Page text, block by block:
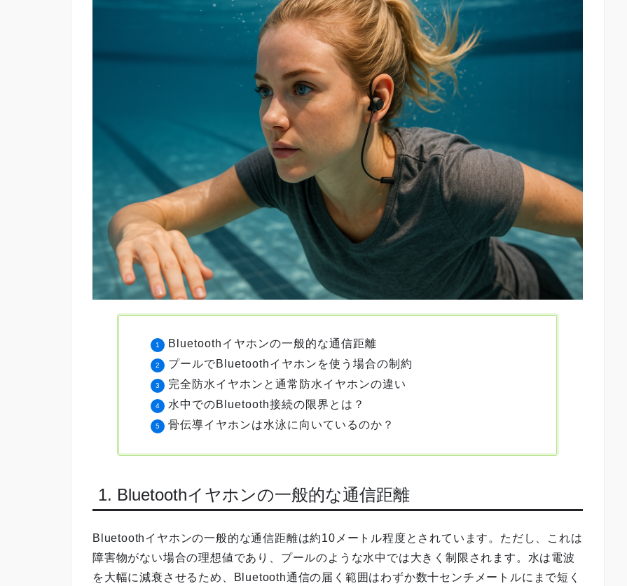
Bluetoothイヤホンの一般的な通信距離
プールでBluetoothイヤホンを使う場合の制約
完全防水イヤホンと通常防水イヤホンの違い
水中でのBluetooth接続の限界とは？
骨伝導イヤホンは水泳に向いているのか？
1. Bluetoothイヤホンの一般的な通信距離
Bluetoothイヤホンの一般的な通信距離は約10メートル程度とされています。ただし、これは
障害物がない場合の理想値であり、プールのような水中では大きく制限されます。水は電波
を大幅に減衰させるため、Bluetooth通信の届く範囲はわずか数十センチメートルにまで短く